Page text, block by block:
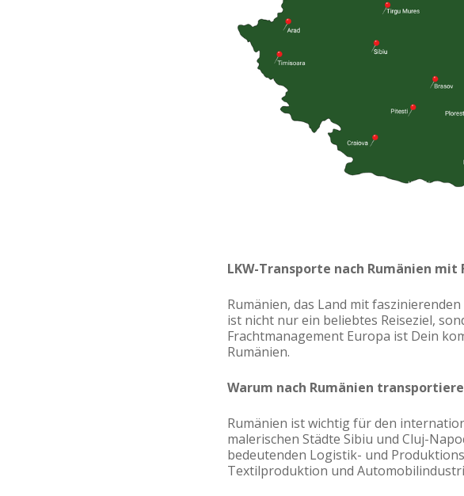
LKW-Transporte nach Rumänien
Rumänien, das Land mit
ist nicht nur ein beliebtes Reiseziel,
Frachtmanagement Europa ist Dein
Rumänien.
Warum nach Rumänien
Rumänien ist wichtig für den
malerischen Städte Sibiu und Cluj-
bedeutenden Logistik- und
Textilproduktion und